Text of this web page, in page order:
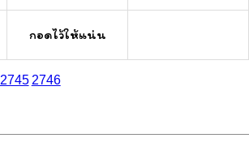
กอดไว้ให้แน่น
2745 2746